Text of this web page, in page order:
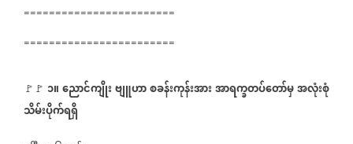
========================
========================
🚩🚩 ၁။ညောင်ကျိုးဗျူဟာစခန်းကုန်းအားအာရက္ခတပ်တော်မှအလုံးစုံ
သိမ်းပိုက်ရရှိ